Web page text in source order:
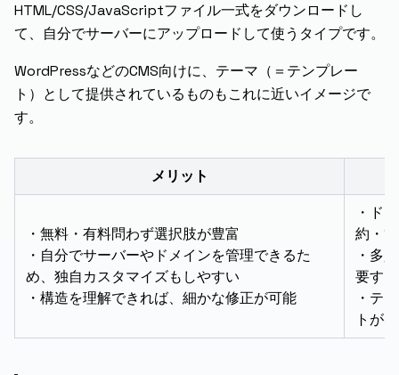
HTML/CSS/JavaScriptファイル一式をダウンロードし
て、自分でサーバーにアップロードして使うタイプです。
WordPressなどのCMS向けに、テーマ（＝テンプレー
ト）として提供されているものもこれに近いイメージで
す。
メリット
・無料・有料問わず選択肢が豊富
・自分でサーバーやドメインを管理できるた
め、独自カスタマイズもしやすい
・構造を理解できれば、細かな修正が可能
・ド
約・
・多
要す
・テ
トが